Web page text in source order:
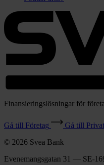
Finansieringslösningar för
Gå till Företag
Gå till Privat
© 2026 Svea Bank
Evenemangsgatan 31 — SE-